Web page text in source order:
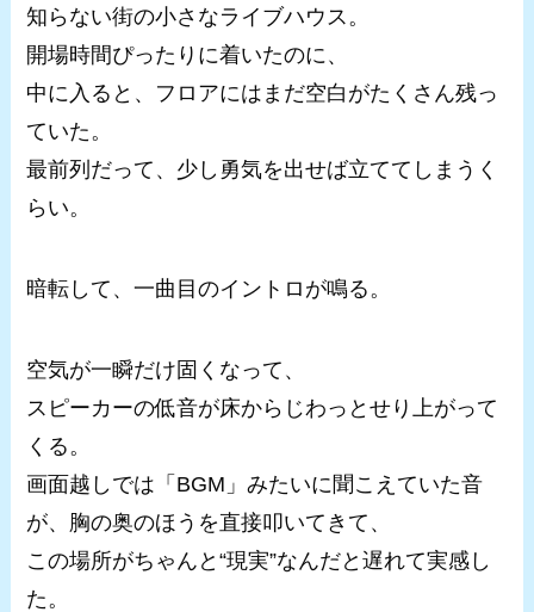
知らない街の小さなライブハウス。
開場時間ぴったりに着いたのに、
中に入ると、フロアにはまだ空白がたくさん残っ
ていた。
最前列だって、少し勇気を出せば立ててしまうく
らい。
暗転して、一曲目のイントロが鳴る。
空気が一瞬だけ固くなって、
スピーカーの低音が床からじわっとせり上がって
くる。
画面越しでは「BGM」みたいに聞こえていた音
が、胸の奥のほうを直接叩いてきて、
この場所がちゃんと“現実”なんだと遅れて実感し
た。